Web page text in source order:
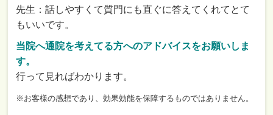
先生：話しやすくて質門にも直ぐに答えてくれてとて
もいいです。
当院へ通院を考えてる方へのアドバイスをお願いしま
す。
行って見ればわかります。
※お客様の感想であり、効果効能を保障するものではありません。